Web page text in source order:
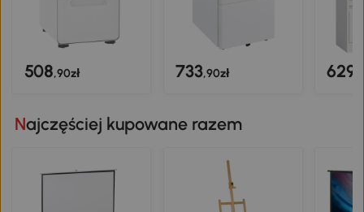
508,90zł 733,90zł 629
Najczęściej kupowane razem